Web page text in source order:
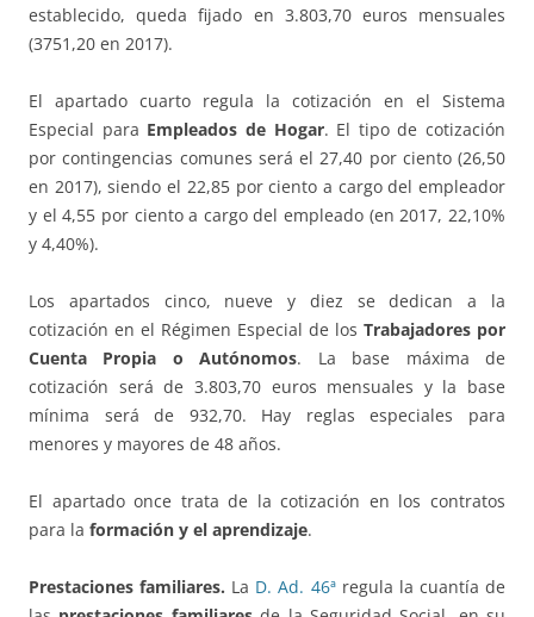
establecido, queda fijado en 3.803,70 euros mensuales
(3751,20 en 2017).
El apartado cuarto regula la cotización en el Sistema
Especial para Empleados de Hogar. El tipo de cotización
por contingencias comunes será el 27,40 por ciento (26,50
en 2017), siendo el 22,85 por ciento a cargo del empleador
y el 4,55 por ciento a cargo del empleado (en 2017, 22,10%
y 4,40%).
Los apartados cinco, nueve y diez se dedican a la
cotización en el Régimen Especial de los Trabajadores por
Cuenta Propia o Autónomos. La base máxima de
cotización será de 3.803,70 euros mensuales y la base
mínima será de 932,70. Hay reglas especiales para
menores y mayores de 48 años.
El apartado once trata de la cotización en los contratos
para la formación y el aprendizaje.
Prestaciones familiares. La D. Ad. 46ªregula la cuantía de